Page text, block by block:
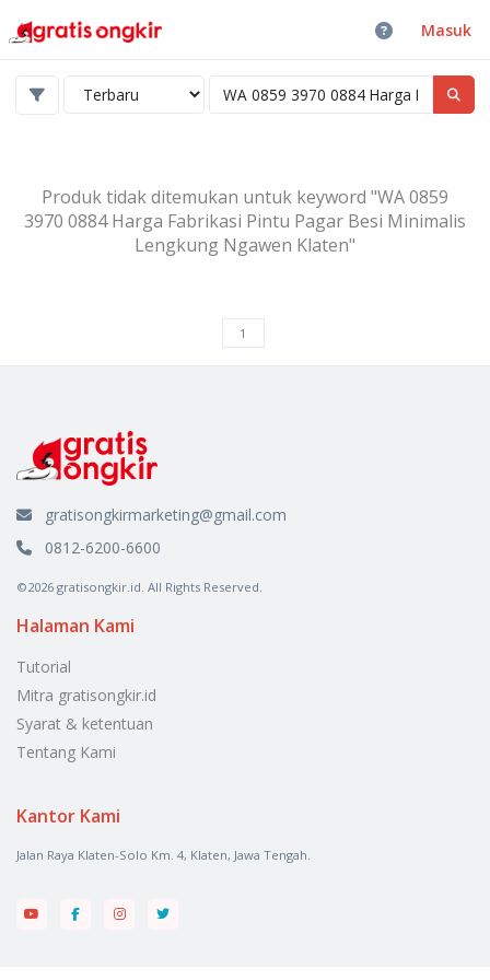
Masuk
Produk tidak ditemukan untuk keyword "WA 0859
3970 0884 Harga Fabrikasi Pintu Pagar Besi Minimalis
Lengkung Ngawen Klaten"
gratisongkirmarketing@gmail.com
0812-6200-6600
©2026 gratisongkir.id. All Rights Reserved.
Halaman Kami
Tutorial
Mitra gratisongkir.id
Syarat & ketentuan
Tentang Kami
Kantor Kami
Jalan Raya Klaten-Solo Km. 4, Klaten, Jawa Tengah.